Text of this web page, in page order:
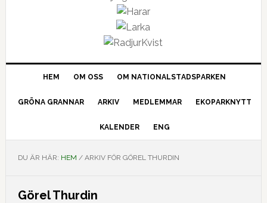
HEM OM OSS OM NATIONALSTADSPARKEN
GRÖNA GRANNAR ARKIV MEDLEMMAR EKOPARKNYTT
KALENDER ENG
DU ÄR HÄR: HEM /ARKIV FÖR GÖREL THURDIN
Görel Thurdin